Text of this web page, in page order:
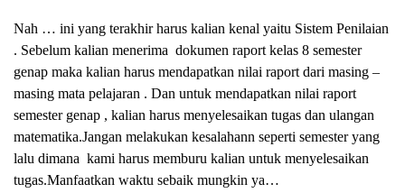
Nah … ini yang terakhir harus kalian kenal yaitu Sistem Penilaian
. Sebelum kalian menerima dokumen raport kelas 8 semester
genap maka kalian harus mendapatkan nilai raport dari masing –
masing mata pelajaran . Dan untuk mendapatkan nilai raport
semester genap , kalian harus menyelesaikan tugas dan ulangan
matematika.Jangan melakukan kesalahann seperti semester yang
lalu dimana kami harus memburu kalian untuk menyelesaikan
tugas.Manfaatkan waktu sebaik mungkin ya…